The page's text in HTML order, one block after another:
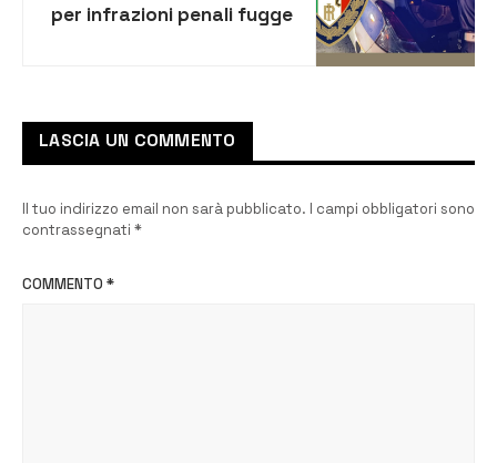
per infrazioni penali fugge
LASCIA UN COMMENTO
Il tuo indirizzo email non sarà pubblicato. I campi obbligatori sono
contrassegnati *
COMMENTO *